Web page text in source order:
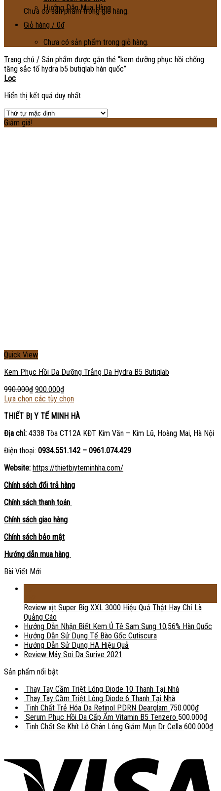
Chưa có sản phẩm trong giỏ hàng.
Hướng Dẫn Mua Hàng
Giỏ hàng / 0₫
Chưa có sản phẩm trong giỏ hàng.
Trang chủ / Sản phẩm được gắn thẻ “kem dưỡng phục hồi chống
tăng sắc tố hydra b5 butiqlab hàn quốc”
Lọc
Hiển thị kết quả duy nhất
Giảm giá!
Quick View
Kem Phục Hồi Da Dưỡng Trắng Da Hydra B5 Butiqlab
990.000₫ 900.000₫
Lựa chọn các tùy chọn
THIẾT BỊ Y TẾ MINH HÀ
Địa chỉ: 4338 Tòa CT12A KĐT Kim Văn – Kim Lũ, Hoàng Mai, Hà Nội
Điện thoại: 0934.551.142 – 0961.074.429
Website: https://thietbiyteminhha.com/
Chính sách đổi trả hàng
Chính sách thanh toán
Chính sách giao hàng
Chính sách bảo mật
Hướng dẫn mua hàng
Bài Viết Mới
Review xịt Super Big XXL 3000 Hiệu Quả Thật Hay Chỉ Là
Quảng Cáo
Hướng Dẫn Nhận Biết Kem Ủ Tê Sam Sung 10,56% Hàn Quốc
Hướng Dẫn Sử Dụng Tế Bào Gốc Cutiscura
Hướng Dẫn Sử Dụng HA Hiệu Quả
Review Máy Soi Da Surive 2021
Sản phẩm nổi bật
Thay Tay Cầm Triệt Lông Diode 10 Thanh Tại Nhà
Thay Tay Cầm Triệt Lông Diode 6 Thanh Tại Nhà
Tinh Chất Trẻ Hóa Da Retinol PDRN Dearglam 750.000₫
Serum Phục Hồi Da Cấp Ẩm Vitamin B5 Tenzero 500.000₫
Tinh Chất Se Khít Lỗ Chân Lông Giảm Mụn Dr Cella 600.000₫